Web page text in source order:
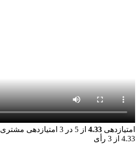
امتیازدهی 4.33 از 5 در 3 امتیازدهی مشتری
4.33 از 3 رأی